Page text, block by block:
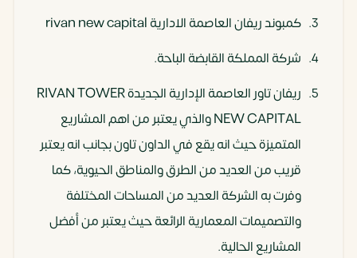
كمبوند ريفان العاصمة الادارية rivan new capital
شركة المملكة القابضة الباحة.
ريفان تاور العاصمة الإدارية الجديدة RIVAN TOWER
NEW CAPITAL والذي يعتبر من اهم المشاريع
المتميزة حيث انه يقع في الداون تاون بجانب انه يعتبر
قريب من العديد من الطرق والمناطق الحيوية، كما
وفرت به الشركة العديد من المساحات المختلفة
والتصميمات المعمارية الرائعة حيث يعتبر من أفضل
المشاريع الحالية.